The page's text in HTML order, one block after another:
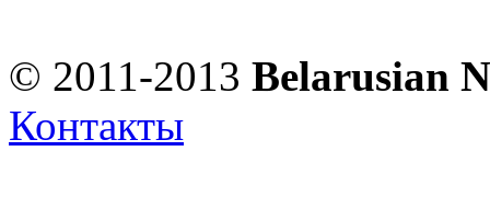
© 2011-2013 Belarusian
Контакты